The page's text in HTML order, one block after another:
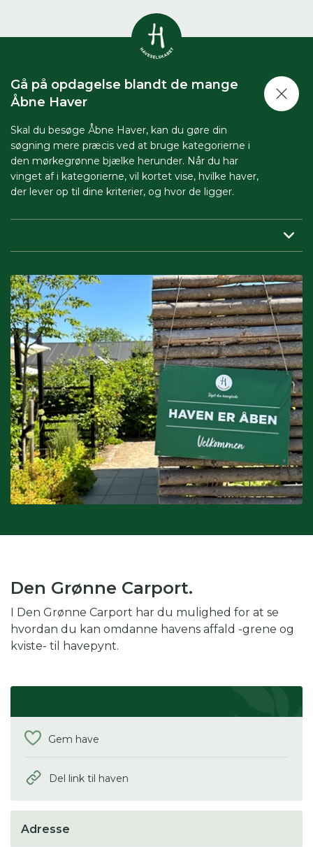
Gå på opdagelse blandt de mange
Åbne Haver
Skal du besøge Åbne Haver, kan du gøre din
søgning mere præcis ved at bruge kategorierne i
den mørkegrønne bjælke herunder. Når du har
vinget af i kategorierne, vil kortet vise, hvilke haver,
der lever op til dine kriterier, og hvor de ligger.
Region:her indsnævrer du, så du får vist haver tæt på dig.
Periode:vil du besøge Åbne Haver i en bestemt periode,
skal du sætte både start- og slutdato på.
Interesser:du kan også søge på interesser, hvis du fx er
glad for drivhus eller biodiversitet.
Kombination af kategorier:du kan også vinge af i flere
kategorier for at gøre din søgning endnu mere specifik.
Skal du fx på weekendtur til Silkeborg og er glad for drivhus,
kan du med fordel både vinge af i periode, region og
interesse.
Havestof
0resultater
Arrangementer
0resultater
Åbne haver
Du skal indtaste minimum 3
tegn for at se resultater
Her kan du søge i hele vores katalog af
artikler, arrangementer, produkter og åbne
haver.
Den Grønne Carport.
I Den Grønne Carport har du mulighed for at se
hvordan du kan omdanne havens affald -grene og
kviste- til havepynt.
Gem have
Del link til haven
Adresse